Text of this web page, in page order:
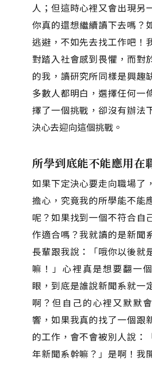
人；但這時心裡又會出現另
你真的還想繼續讀下去嗎？
逃避，不如先去找工作吧！
對踏入社會感到畏懼，而對
的我，讀研究所同樣是興趣
多數人都明白，選擇任何一
擇了一個挑戰，卻沒有辦法
決心去迎向這個挑戰。
所學到底能不能應用在
如果下定決心要走向職場了
擔心，究竟我的所學能不能
呢？如果找到一個不符合自
作適合嗎？我就讀的是新聞
長輩跟我說：「哦你以後就
嘛！」心裡真是想要翻一
眼，到底是誰說新聞系就一
啊？但自己的心裡又默默
響，如果我真的找了一個跟
的工作，會不會被別人說：
年新聞系幹嘛？」是啊！我